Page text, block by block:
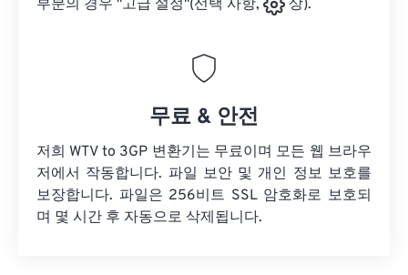
부분의 경우 "고급 설정"(선택 사항,
상).
무료 & 안전
저희 WTV to 3GP 변환기는 무료이며 모든 웹 브라우
저에서 작동합니다. 파일 보안 및 개인 정보 보호를
보장합니다. 파일은 256비트 SSL 암호화로 보호되
며 몇 시간 후 자동으로 삭제됩니다.